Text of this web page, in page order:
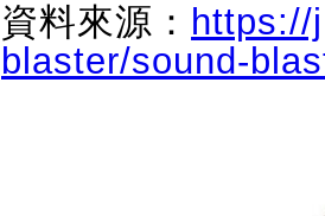
資料來源： https://
blaster/sound-